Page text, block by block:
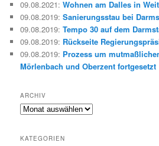
n
09.08.2021:Wohnen am Dalles in
09.08.2019:Sanierungsstau bei
09.08.2019:Tempo 30 auf dem
09.08.2019: Rückseite
09.08.2019: Prozess um
Mörlenbach und Oberzent fortgesetzt
ARCHIV
Archiv
KATEGORIEN